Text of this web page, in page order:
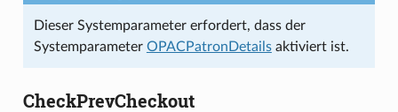
Dieser Systemparameter erfordert, dass der
Systemparameter OPACPatronDetailsaktiviert ist.
CheckPrevCheckout